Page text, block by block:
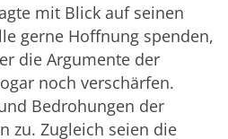
mit Blick auf seinen
gerne Hoffnung spenden,
die Argumente der
noch verschärfen.
Bedrohungen der
zu. Zugleich seien die